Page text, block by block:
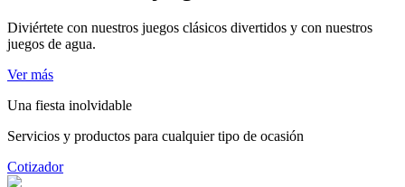
Diviértete con nuestros juegos clásicos divertidos y con nuestros
juegos de agua.
Ver más
Una fiesta inolvidable
Servicios y productos para cualquier tipo de ocasión
Cotizador